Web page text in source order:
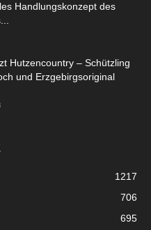
Handlungskonzept des
Hutzencountry – Schützling
und Erzgebirgsoriginal
1217
706
695